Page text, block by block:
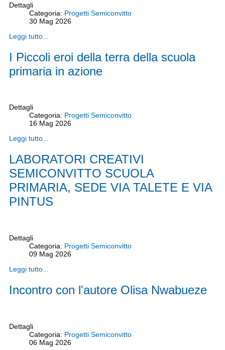
Dettagli
Categoria: Progetti Semiconvitto
30 Mag 2026
Leggi tutto...
I Piccoli eroi della terra della scuola
primaria in azione
Dettagli
Categoria: Progetti Semiconvitto
16 Mag 2026
Leggi tutto...
LABORATORI CREATIVI
SEMICONVITTO SCUOLA
PRIMARIA, SEDE VIA TALETE E VIA
PINTUS
Dettagli
Categoria: Progetti Semiconvitto
09 Mag 2026
Leggi tutto...
Incontro con l'autore Olisa Nwabueze
Dettagli
Categoria: Progetti Semiconvitto
06 Mag 2026